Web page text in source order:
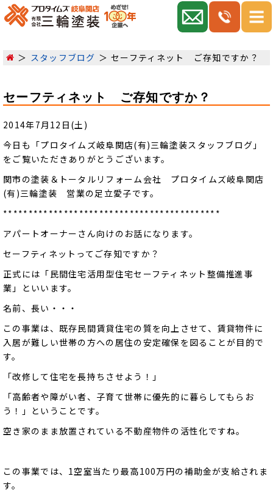
スタッフブログ セーフティネット ご存知ですか？
セーフティネット ご存知ですか？
2014年7月12日(土)
今日も「プロタイムズ岐阜関店(有)三輪塗装スタッフブログ」
をご覧いただきありがとうございます。
関市の塗装＆トータルリフォーム会社 プロタイムズ岐阜関店
(有)三輪塗装 営業の足立愛子です。
*******************************************
アパートオーナーさん向けのお話になります。
セーフティネットってご存知ですか？
正式には「民間住宅活用型住宅セーフティネット整備推進事
業」といいます。
名前、長い・・・
この事業は、既存民間賃貸住宅の質を向上させて、賃貸物件に
入居が難しい世帯の方への居住の安定確保を図ることが目的で
す。
「改修して住宅を長持ちさせよう！」
「高齢者や障がい者、子育て世帯に優先的に暮らしてもらお
う！」ということです。
空き家のまま放置されている不動産物件の活性化ですね。
この事業では、1空室当たり最高100万円の補助金が支給されま
す。